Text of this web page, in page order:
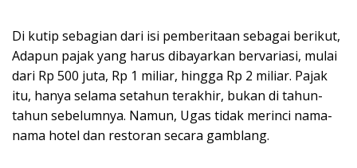
Di kutip sebagian dari isi pemberitaan sebagai berikut,
Adapun pajak yang harus dibayarkan bervariasi, mulai
dari Rp 500 juta, Rp 1 miliar, hingga Rp 2 miliar. Pajak
itu, hanya selama setahun terakhir, bukan di tahun-
tahun sebelumnya. Namun, Ugas tidak merinci nama-
nama hotel dan restoran secara gamblang.